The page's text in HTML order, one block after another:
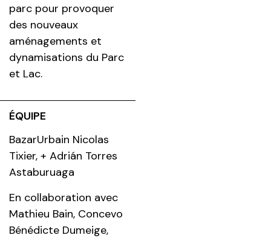
parc pour provoquer
des nouveaux
aménagements et
dynamisations du Parc
et Lac.
ÉQUIPE
BazarUrbain Nicolas
Tixier, + Adrián Torres
Astaburuaga
En collaboration avec
Mathieu Bain, Concevo
Bénédicte Dumeige,